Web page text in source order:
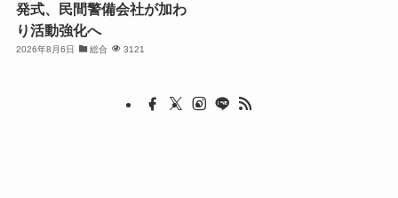
発式、民間警備会社が加わ
り活動強化へ
2026年8月6日 総合 3121